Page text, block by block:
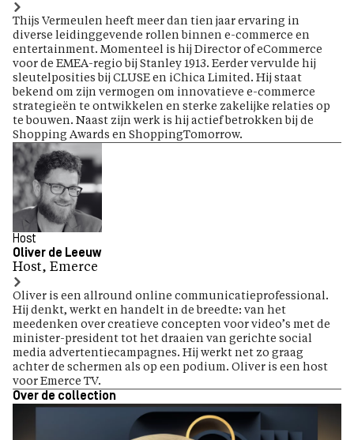
Thijs Vermeulen heeft meer dan tien jaar ervaring in
diverse leidinggevende rollen binnen e-commerce en
entertainment. Momenteel is hij Director of eCommerce
voor de EMEA-regio bij Stanley 1913. Eerder vervulde hij
sleutelposities bij CLUSE en iChica Limited. Hij staat
bekend om zijn vermogen om innovatieve e-commerce
strategieën te ontwikkelen en sterke zakelijke relaties op
te bouwen. Naast zijn werk is hij actief betrokken bij de
Shopping Awards en ShoppingTomorrow.
Host
Oliver de Leeuw
Host, Emerce
Oliver is een allround online communicatieprofessional.
Hij denkt, werkt en handelt in de breedte: van het
meedenken over creatieve concepten voor video’s met de
minister-president tot het draaien van gerichte social
media advertentiecampagnes. Hij werkt net zo graag
achter de schermen als op een podium. Oliver is een host
voor Emerce TV.
Over de collection